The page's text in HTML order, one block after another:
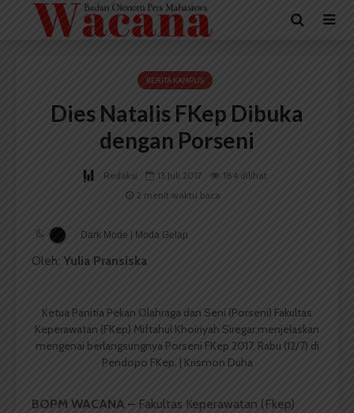
BERITA KAMPUS
Dies Natalis FKep Dibuka
dengan Porseni
Redaksi 13 Juli 2017
184 dilihat
2 menit waktu baca
Dark Mode | Moda Gelap
Oleh: Yulia Pransiska
Ketua Panitia Pekan Olahraga dan Seni (Porseni) Fakultas
Keperawatan (FKep) Miftahul Khoiriyah Siregar,menjelaskan
mengenai berlangsungnya Porseni FKep 2017, Rabu (12/7) di
Pendopo FKep. | Krismon Duha
BOPM WACANA – Fakultas Keperawatan (Fkep)